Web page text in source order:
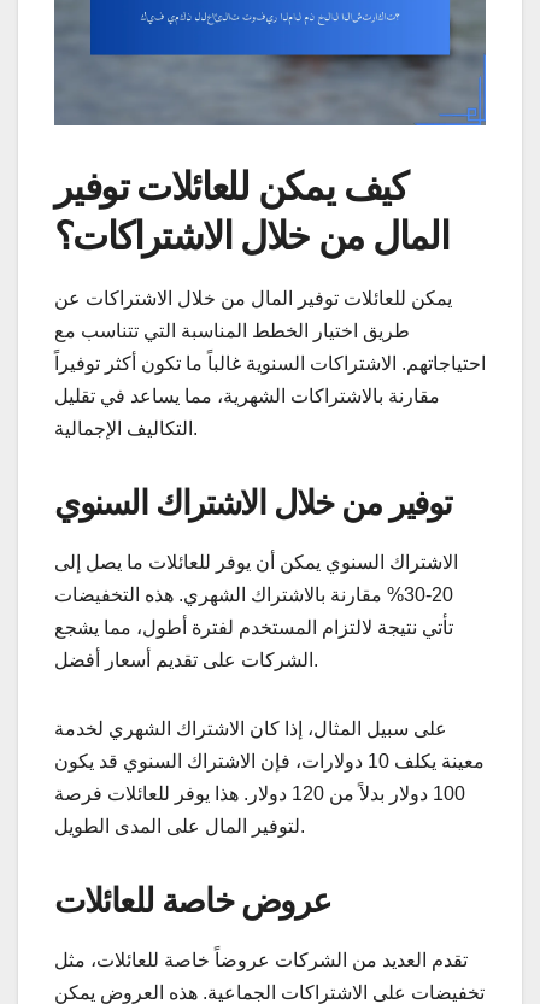
كيف يمكن للعائلات توفير
المال من خلال الاشتراكات؟
يمكن للعائلات توفير المال من خلال الاشتراكات عن
طريق اختيار الخطط المناسبة التي تتناسب مع
احتياجاتهم. الاشتراكات السنوية غالباً ما تكون أكثر توفيراً
مقارنة بالاشتراكات الشهرية، مما يساعد في تقليل
التكاليف الإجمالية.
توفير من خلال الاشتراك السنوي
الاشتراك السنوي يمكن أن يوفر للعائلات ما يصل إلى
20-30% مقارنة بالاشتراك الشهري. هذه التخفيضات
تأتي نتيجة لالتزام المستخدم لفترة أطول، مما يشجع
الشركات على تقديم أسعار أفضل.
على سبيل المثال، إذا كان الاشتراك الشهري لخدمة
معينة يكلف 10 دولارات، فإن الاشتراك السنوي قد يكون
100 دولار بدلاً من 120 دولار. هذا يوفر للعائلات فرصة
لتوفير المال على المدى الطويل.
عروض خاصة للعائلات
تقدم العديد من الشركات عروضاً خاصة للعائلات، مثل
تخفيضات على الاشتراكات الجماعية. هذه العروض يمكن